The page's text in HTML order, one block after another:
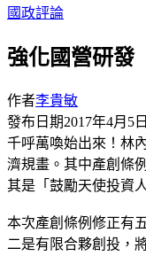
國政評論
強化國營研
作者李貴敏
發布日期2017年4月5日
千呼萬喚始出來！林
濟規畫。其中產創條
其是「鼓勵天使投資
本次產創條例修正有
二是有限合夥創投，